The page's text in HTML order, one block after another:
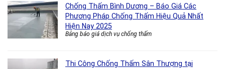
Chống Thấm Bình Dương – Báo Giá Các
Phương Pháp Chống Thấm Hiệu Quả Nhất
Hiện Nay 2025
Bảng báo giá dịch vụ chống thấm
Thi Công Chống Thấm Sân Thượng tại